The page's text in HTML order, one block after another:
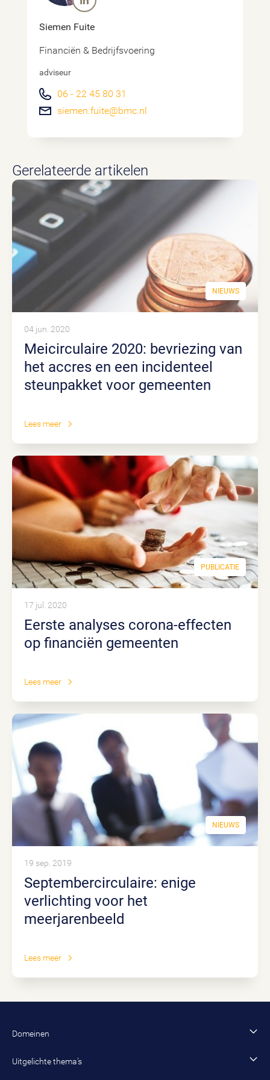
Siemen Fuite
Financiën & Bedrijfsvoering
adviseur
06 - 22 45 80 31
siemen.fuite@bmc.nl
Gerelateerde artikelen
NIEUWS
Meicirculaire 2020: bevriezing van
het accres en een incidenteel
steunpakket voor gemeenten
04 jun. 2020
Lees meer
PUBLICATIE
Eerste analyses corona-effecten
op financiën gemeenten
17 jul. 2020
Lees meer
NIEUWS
Septembercirculaire: enige
verlichting voor het
meerjarenbeeld
19 sep. 2019
Lees meer
Domeinen
Financiën en control
Uitgelichte thema’s